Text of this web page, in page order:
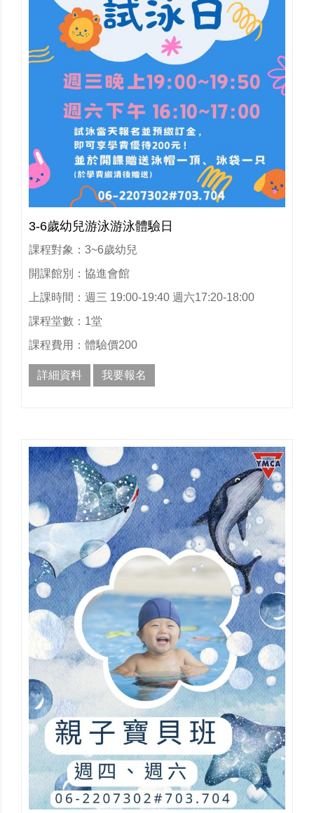
3-6歲幼兒游泳游泳體驗日
課程對象：3~6歲幼兒
開課館別：協進會館
上課時間：週三 19:00-19:40 週六17:20-18:00
課程堂數：1堂
課程費用：體驗價200
詳細資料 我要報名